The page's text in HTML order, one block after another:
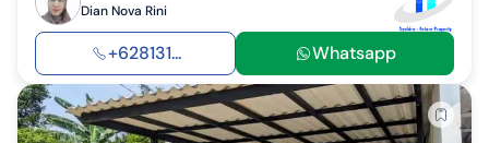
Dian Nova Rini
+628131... Whatsapp